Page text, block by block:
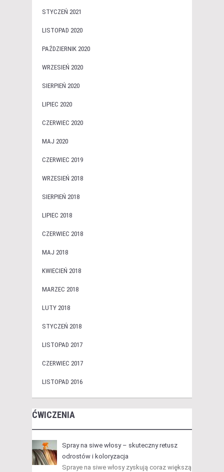
STYCZEŃ 2021
LISTOPAD 2020
PAŹDZIERNIK 2020
WRZESIEŃ 2020
SIERPIEŃ 2020
LIPIEC 2020
CZERWIEC 2020
MAJ 2020
CZERWIEC 2019
WRZESIEŃ 2018
SIERPIEŃ 2018
LIPIEC 2018
CZERWIEC 2018
MAJ 2018
KWIECIEŃ 2018
MARZEC 2018
LUTY 2018
STYCZEŃ 2018
LISTOPAD 2017
CZERWIEC 2017
LISTOPAD 2016
ĆWICZENIA
Spray na siwe włosy – skuteczny retusz
odrostów i koloryzacja
Spraye na siwe włosy zyskują coraz większą